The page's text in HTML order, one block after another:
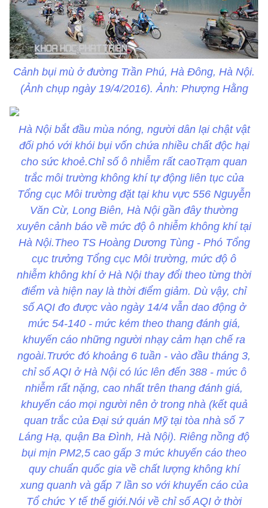
Cảnh bụi mù ở đường Trần Phú, Hà Đông, Hà Nội.
(Ảnh chụp ngày 19/4/2016). Ảnh: Phượng Hằng
Hà Nội bắt đầu mùa nóng, người dân lại chật vật
đối phó với khói bụi vốn chứa nhiều chất độc hại
cho sức khoẻ.Chỉ số ô nhiễm rất caoTrạm quan
trắc môi trường không khí tự động liên tục của
Tổng cục Môi trường đặt tại khu vực 556 Nguyễn
Văn Cừ, Long Biên, Hà Nội gần đây thường
xuyên cảnh báo về mức độ ô nhiễm không khí tại
Hà Nội.Theo TS Hoàng Dương Tùng - Phó Tổng
cục trưởng Tổng cục Môi trường, mức độ ô
nhiễm không khí ở Hà Nội thay đổi theo từng thời
điểm và hiện nay là thời điểm giảm. Dù vậy, chỉ
số AQI đo được vào ngày 14/4 vẫn dao động ở
mức 54-140 - mức kém theo thang đánh giá,
khuyến cáo những người nhạy cảm hạn chế ra
ngoài.Trước đó khoảng 6 tuần - vào đầu tháng 3,
chỉ số AQI ở Hà Nội có lúc lên đến 388 - mức ô
nhiễm rất nặng, cao nhất trên thang đánh giá,
khuyến cáo mọi người nên ở trong nhà (kết quả
quan trắc của Đại sứ quán Mỹ tại tòa nhà số 7
Láng Hạ, quận Ba Đình, Hà Nội). Riêng nồng độ
bụi mịn PM2,5 cao gấp 3 mức khuyến cáo theo
quy chuẩn quốc gia về chất lượng không khí
xung quanh và gấp 7 lần so với khuyến cáo của
Tổ chức Y tế thế giới.Nói về chỉ số AQI ở thời